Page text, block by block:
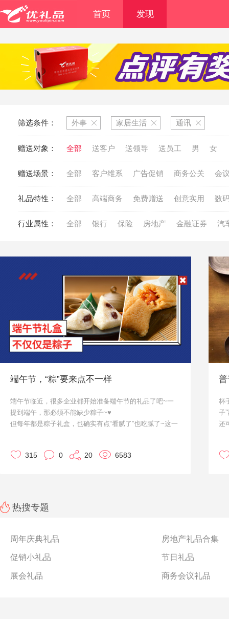
首页 发现
筛选条件： 外事 家居生活 通讯
赠送对象： 全部 送客户 送领导 送员工 男 女
赠送场景： 全部 客户维系 广告促销 商务公关 会
礼品特性： 全部 高端商务 免费赠送 创意实用 数
行业属性： 全部 银行 保险 房地产 金融证券 汽
端午节，“粽”要来点不一样
端午节临近，很多企业都开始准备端午节的礼品了吧~一
提到端午，那必须不能缺少粽子~♥
但每年都是粽子礼盒，也确实有点“看腻了”也吃腻了~这一
315 0 20 6583
杯
子
还
热搜专题
周年庆典礼品 房地产礼品合集
促销小礼品 节日礼品
展会礼品 商务会议礼品